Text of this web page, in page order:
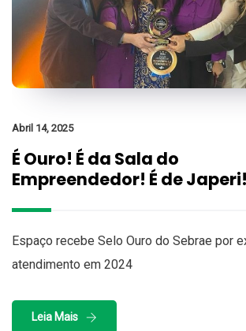
Abril 14, 2025
É Ouro! É da Sala do
Empreendedor! É de Japeri!
Espaço recebe Selo Ouro do Sebrae por
atendimento em 2024
Leia Mais